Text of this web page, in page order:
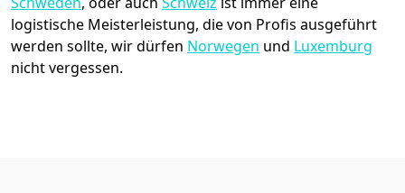
logistische Meisterleistung, die von Profis ausgeführt
werden sollte, wir dürfen Norwegen und Luxemburg
nicht vergessen.